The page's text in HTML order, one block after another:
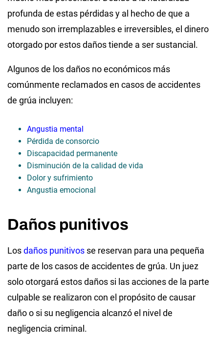
profunda de estas pérdidas y al hecho de que a
menudo son irremplazables e irreversibles, el dinero
otorgado por estos daños tiende a ser sustancial.
Algunos de los daños no económicos más
comúnmente reclamados en casos de accidentes
de grúa incluyen:
Angustia mental
Pérdida de consorcio
Discapacidad permanente
Disminución de la calidad de vida
Dolor y sufrimiento
Angustia emocional
Daños punitivos
Losdaños punitivos se reservan para una pequeña
parte de los casos de accidentes de grúa. Un juez
solo otorgará estos daños si las acciones de la parte
culpable se realizaron con el propósito de causar
daño o si su negligencia alcanzó el nivel de
negligencia criminal.